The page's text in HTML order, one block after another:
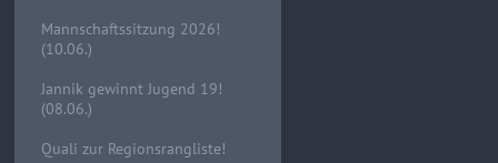
Mannschaftssitzung 2026!
(10.06.)
Jannik gewinnt Jugend 19!
(08.06.)
Quali zur Regionsrangliste!